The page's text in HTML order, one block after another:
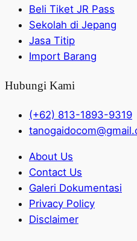
Beli Tiket JR Pass
Sekolah di Jepang
Jasa Titip
Import Barang
Hubungi Kami
(+62) 813-1893-9319
About Us
Contact Us
Galeri Dokumentasi
Privacy Policy
Disclaimer